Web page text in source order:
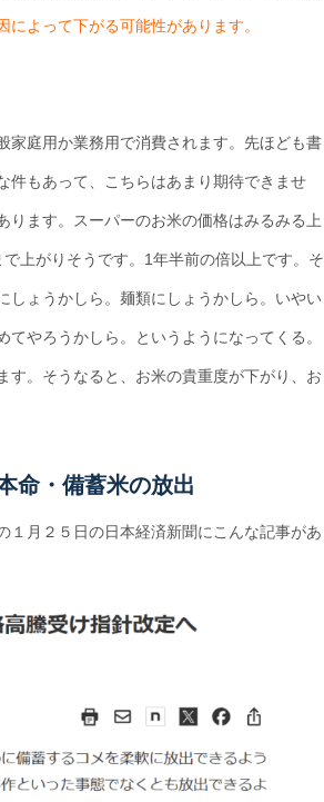
によって下がる可能性があります。
家庭用か業務用で消費されます。先ほども書
件もあって、こちらはあまり期待できませ
ります。スーパーのお米の価格はみるみる上
上がりそうです。1年半前の倍以上です。そ
しょうかしら。麺類にしょうかしら。いやい
やろうかしら。というようになってくる。
す。そうなると、お米の貴重度が下がり、お
命・備蓄米の放出
１月２５日の日本経済新聞にこんな記事があ